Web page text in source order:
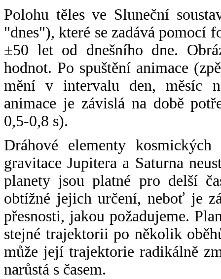
Polohu těles ve Sluneční
"dnes"), které se zadává pomocí
±50 let od dnešního dne.
hodnot. Po spuštění animace
mění v intervalu den, měsíc
animace je závislá na době
0,5-0,8 s).
Dráhové elementy
gravitace Jupitera a Saturna
planety jsou platné pro delší
obtížné jejich určení, neboť je
přesnosti, jakou požadujeme.
stejné trajektorii po několik
může její trajektorie radikálně
narůstá s časem.